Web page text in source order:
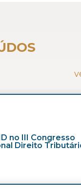
no III Congresso
Direito